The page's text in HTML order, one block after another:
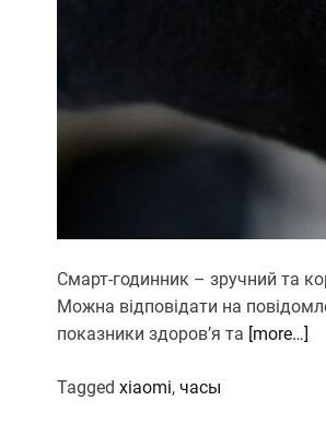
Смарт-годинник – зручний та
Можна відповідати на
показники здоров’я та [more…]
Tagged xiaomi, часы